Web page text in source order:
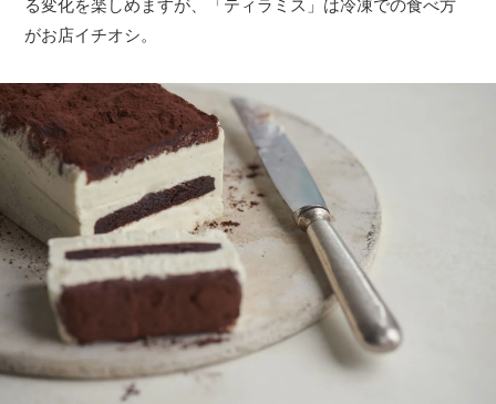
る変化を楽しめますが、「ティラミス」は冷凍での食べ方
がお店イチオシ。